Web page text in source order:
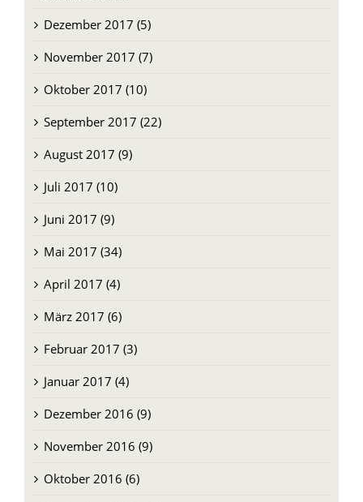
Dezember 2017 (5)
November 2017 (7)
Oktober 2017 (10)
September 2017 (22)
August 2017 (9)
Juli 2017 (10)
Juni 2017 (9)
Mai 2017 (34)
April 2017 (4)
März 2017 (6)
Februar 2017 (3)
Januar 2017 (4)
Dezember 2016 (9)
November 2016 (9)
Oktober 2016 (6)